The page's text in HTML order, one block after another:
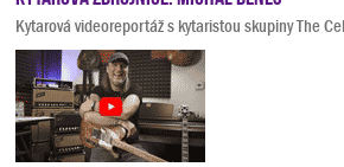
Kytarová videoreportáž s kytaristou skupiny The